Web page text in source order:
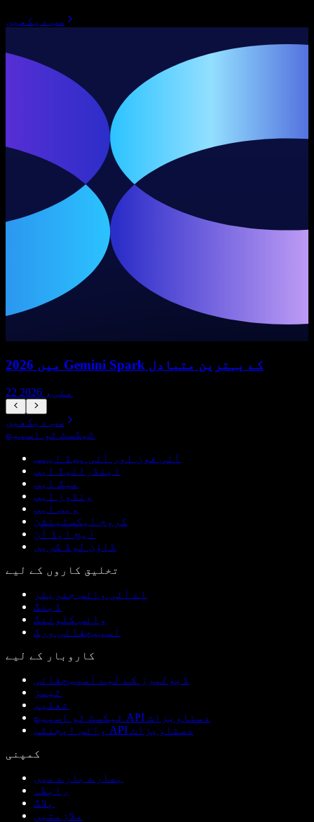
سب دیکھیں
2026 میں Gemini Spark کے بہترین متبادل
22 مئی، 2026
سب دیکھیں
ٹیکسٹ ٹو اسپیچ
آئی فون اور آئی پیڈ ایپس
اینڈرائیڈ ایپ
میک ایپ
ونڈوز ایپ
ویب ایپ
کروم ایکسٹینشن
ایج ایڈ آن
ڈاؤن لوڈ کریں
تخلیق کاروں کے لیے
اے آئی وائس جنریٹر
ڈبنگ
وائس کلوننگ
اسپیچفائی ورک
کاروبار کے لیے
ڈیولپرز کے لیے اسپیچفائی
ٹیمز
تعلیم
ٹیکسٹ ٹو اسپیچ API دستاویزات
وائس ایجنٹس API دستاویزات
کمپنی
ہمارے بارے میں
رابطہ
بلاگ
ملازمتیں